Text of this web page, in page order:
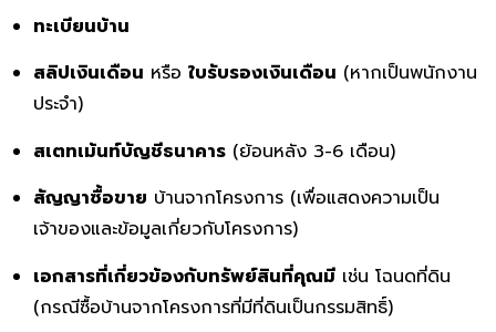
ทะเบียนบ้าน
สลิปเงินเดือน หรือ ใบรับรองเงินเดือน (หากเป็นพนักงาน
ประจำ)
สเตทเม้นท์บัญชีธนาคาร (ย้อนหลัง 3-6 เดือน)
สัญญาซื้อขาย บ้านจากโครงการ (เพื่อแสดงความเป็น
เจ้าของและข้อมูลเกี่ยวกับโครงการ)
เอกสารที่เกี่ยวข้องกับทรัพย์สินที่คุณมี เช่น โฉนดที่ดิน
(กรณีซื้อบ้านจากโครงการที่มีที่ดินเป็นกรรมสิทธิ์)